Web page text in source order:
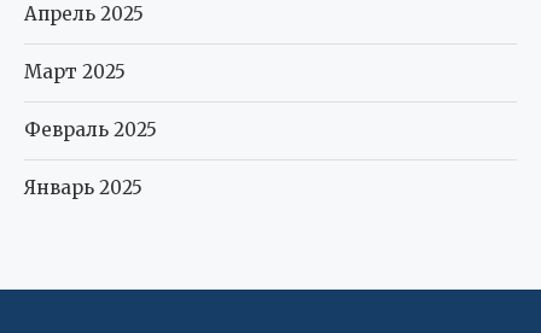
Апрель 2025
Март 2025
Февраль 2025
Январь 2025